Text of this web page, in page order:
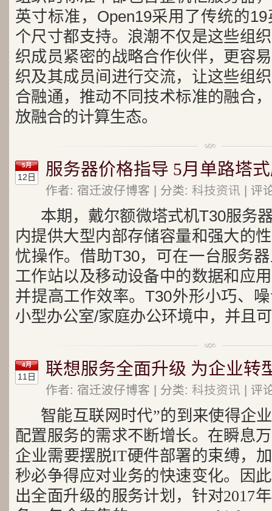
英寸标准，Open19采用了传统的
个尺寸都支持。浪潮不仅是这些组
织成员紧密的战略合作伙伴，更容
织及其成员间进行交流，让这些组
合融通，推动不同技术标准的融合
放融合的计算生态。
5月
12日 服务器价格指导 5月单路塔
作者: 宿迁波仔博客 | 分类: 科技资讯 | 评
本期，戴尔额微塔式机T30服务
内提供大型内部存储容量和强大的
忧操作。借助T30，可在一台服务
工作站以及移动设备中的数据和应
并提高工作效率。T30外形小巧、
小型办公室/家庭办公环境中，并且
4月
11日 联想服务全面升级 为企业转
作者: 宿迁波仔博客 | 分类: 科技资讯 | 评
智能互联网时代”的到来使得企
配置服务的需求不断增长。在瞬息
企业需要摆脱IT硬件部署的束缚，
秒必争得应对业务的快速变化。因
出全面升级的服务计划，针对2017